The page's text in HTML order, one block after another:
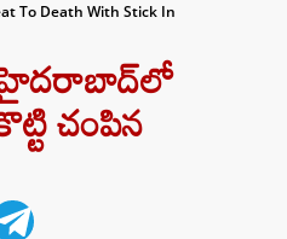
To Death With Stick In
హైదరాబాద్⁬లో
చంపిన